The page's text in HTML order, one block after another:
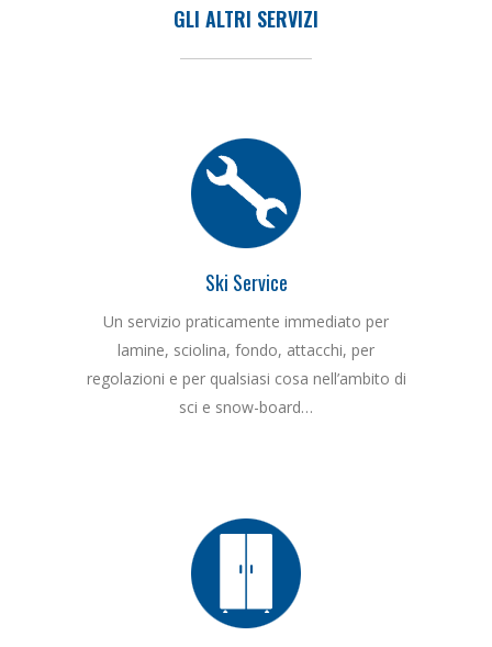
GLI ALTRI SERVIZI
Ski Service
Un servizio praticamente immediato per
lamine, sciolina, fondo, attacchi, per
regolazioni e per qualsiasi cosa nell’ambito di
sci e snow-board…